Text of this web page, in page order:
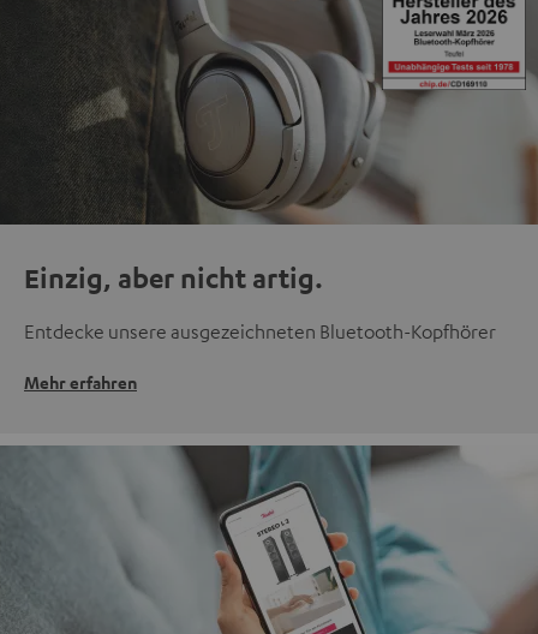
Einzig, aber nicht artig.
Entdecke unsere ausgezeichneten Bluetooth-Kopfhörer
Mehr erfahren